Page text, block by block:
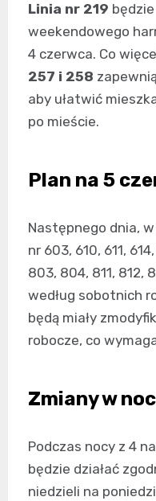
Linia nr 219
weekendowego
4 czerwca. Co
257 i 258
aby ułatwić
po mieście.
Plan na 5
Następnego dnia,
nr 603, 610, 611,
803, 804, 811, 812,
według sobotnich
będą miały
robocze, co
Zmiany w
Podczas nocy z 4
będzie działać
niedzieli na